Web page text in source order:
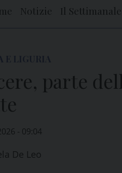
Notizie Il Settimanale
parte
- 09:04
De Leo